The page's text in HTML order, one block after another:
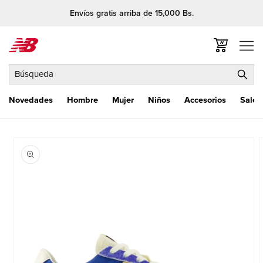
Envíos gratis arriba de 15,000 Bs.
Novedades Hombre Mujer Niños Accesorios Sale
Búsqueda
Carrito
a la
información